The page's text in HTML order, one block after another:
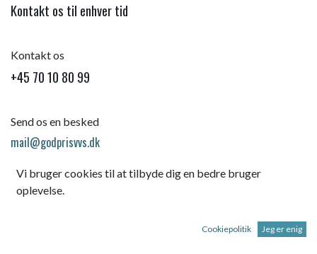
Kontakt os til enhver tid
Kontakt os
+45 70 10 80 99
Send os en besked
mail@godprisvvs.dk
Vi bruger cookies til at tilbyde dig en bedre bruger
oplevelse.
Cookiepolitik Jeg er enig